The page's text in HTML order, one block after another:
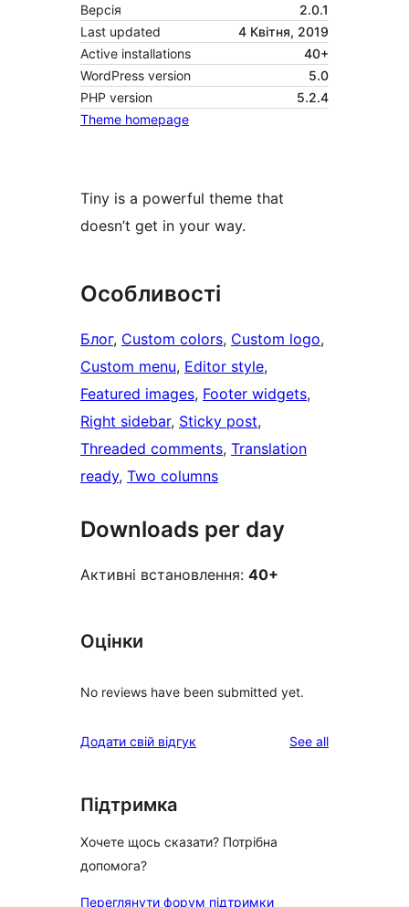
Версія
2.0.1
Last updated
4 Квітня, 2019
Active installations
40+
WordPress version
5.0
PHP version
5.2.4
Theme homepage
Tiny is a powerful theme that
doesn’t get in your way.
Особливості
Блог, Custom colors, Custom logo
Custom menu, Editor style
Featured images, Footer widgets
Right sidebar, Sticky post
Threaded comments, Translation
ready, Two columns
Downloads per day
Активні встановлення: 40+
Оцінки
No reviews have been submitted yet.
Додати свій відгук See allreviews
Підтримка
Хочете щось сказати? Потрібна
допомога?
Переглянути форум підтримки